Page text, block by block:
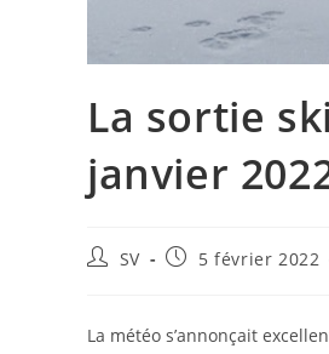
La sortie
janvier
SV 5 février 2022
La météo s’annonçait